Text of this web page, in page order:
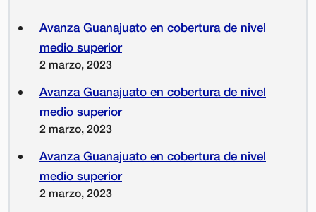
Avanza Guanajuato en cobertura de nivel
medio superior
2 marzo, 2023
Avanza Guanajuato en cobertura de nivel
medio superior
2 marzo, 2023
Avanza Guanajuato en cobertura de nivel
medio superior
2 marzo, 2023